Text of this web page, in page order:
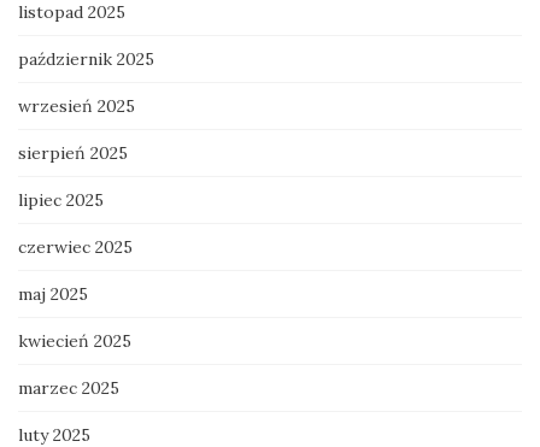
listopad 2025
październik 2025
wrzesień 2025
sierpień 2025
lipiec 2025
czerwiec 2025
maj 2025
kwiecień 2025
marzec 2025
luty 2025